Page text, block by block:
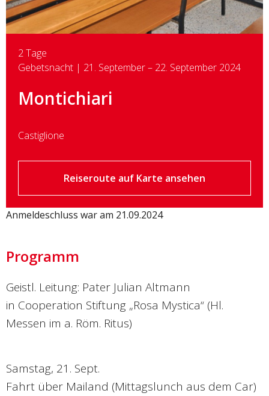
2 Tage
Gebetsnacht | 21. September – 22. September 2024
Montichiari
Castiglione
Reiseroute auf Karte ansehen
Anmeldeschluss war am 21.09.2024
Programm
Geistl. Leitung: Pater Julian Altmann
in Cooperation Stiftung „Rosa Mystica“ (Hl.
Messen im a. Röm. Ritus)
Samstag, 21. Sept.
Fahrt über Mailand (Mittagslunch aus dem Car)